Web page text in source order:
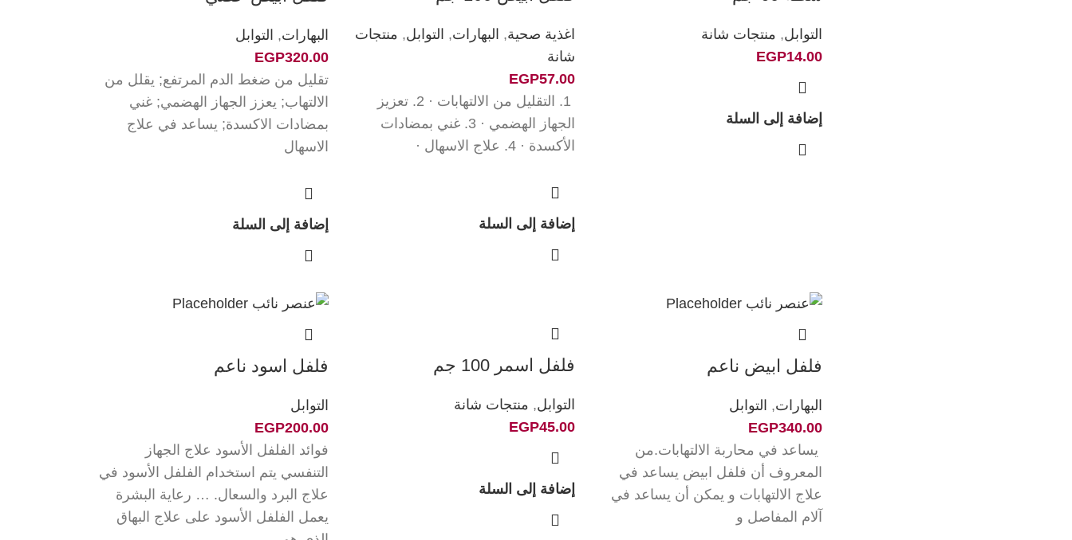
التوابل, منتجات شانة
EGP14.00
إضافة إلى السلة
اغذية صحية, البهارات, التوابل, منتجات
شانة
EGP57.00
1. التقليل من الالتهابات · 2. تعزيز
الجهاز الهضمي · 3. غني بمضادات
الأكسدة · 4. علاج الاسهال ·
إضافة إلى السلة
البهارات, التوابل
EGP320.00
تقليل من ضغط الدم المرتفع; يقلل من
الالتهاب; يعزز الجهاز الهضمي; غني
بمضادات الاكسدة; يساعد في علاج
الاسهال
إضافة إلى السلة
فلفل ابيض ناعم
البهارات, التوابل
EGP340.00
يساعد في محاربة الالتهابات.من
المعروف أن فلفل ابيض يساعد في
علاج الالتهابات و يمكن أن يساعد في
آلام المفاصل و
فلفل اسمر 100 جم
التوابل, منتجات شانة
EGP45.00
إضافة إلى السلة
فلفل اسود ناعم
التوابل
EGP200.00
فوائد الفلفل الأسود علاج الجهاز
التنفسي يتم استخدام الفلفل الأسود في
علاج البرد والسعال. … رعاية البشرة
يعمل الفلفل الأسود على علاج البهاق